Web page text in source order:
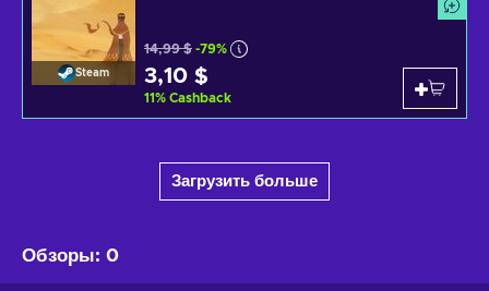
Steam
14,99 $ -79%
3,10 $
11% Cashback
Загрузить больше
Обзоры: 0